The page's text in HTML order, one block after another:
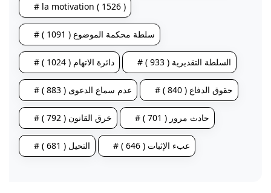
# la motivation ( 1526 )
# سلطة محكمة الموضوع ( 1091 )
# دائرة الاتهام ( 1024 ) # السلطة التقديرية ( 933 )
# عدم سماع الدعوى ( 883 ) # حقوق الدفاع ( 840 )
# خرق القانون ( 792 ) # حادث مرور ( 701 )
# التحيل ( 681 ) # عبء الإثبات ( 646 )